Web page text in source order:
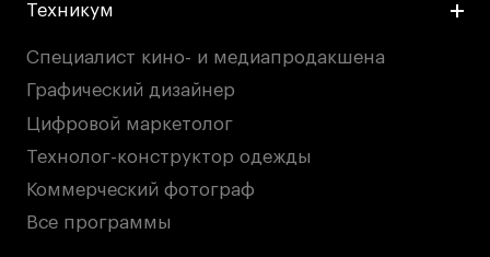
© 2026 БВШД
Карта сайта
Техникум
Специалист кино- и медиапродакшена
Графический дизайнер
Цифровой маркетолог
Технолог-конструктор одежды
Коммерческий фотограф
Все программы